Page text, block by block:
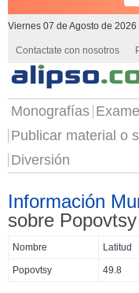
Viernes 07 de Agosto de 2026
Contactate con nosotros
Monografías
Publicar material o
Diversión
Información
sobre Popovtsy
Nombre Latitud
Popovtsy 49.8